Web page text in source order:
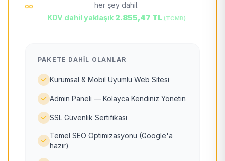
her şey dahil.
KDV dahil yaklaşık 2.855,47 TL (TCMB)
PAKETE DAHIL OLANLAR
Kurumsal & Mobil Uyumlu Web Sitesi
Admin Paneli — Kolayca Kendiniz Yönetin
SSL Güvenlik Sertifikası
Temel SEO Optimizasyonu (Google'a
hazır)